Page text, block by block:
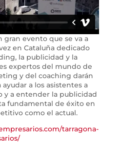
gran evento que se va a
en Cataluña dedicado
la publicidad y la
expertos del mundo de
y del coaching darán
ayudar a los asistentes a
y a entender la publicidad
fundamental de éxito en
como el actual.
tarragona-